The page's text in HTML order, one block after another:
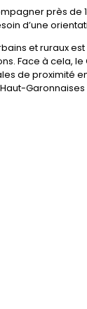
près de
d’une
et ruraux
Face à cela,
de proximité